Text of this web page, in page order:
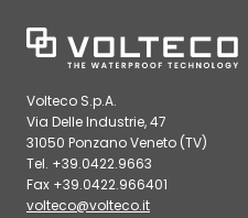
Volteco S.p.A.
Via Delle Industrie, 47
31050 Ponzano Veneto (TV)
Tel. +39.0422.9663
Fax +39.0422.966401
volteco@volteco.it